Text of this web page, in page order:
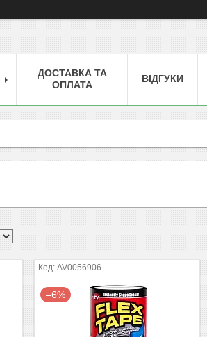
ДОСТАВКА ТА
ОПЛАТА
ВІДГУКИ
AV0056906
–6%